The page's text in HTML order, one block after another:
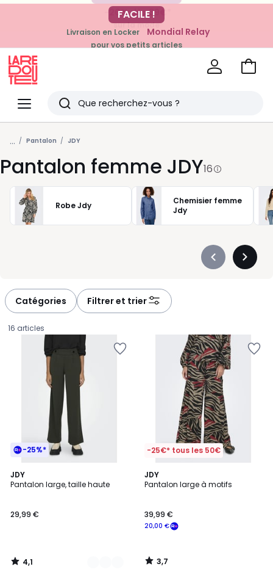
-20% dès 39€*
sur la mode
FACILE !
Livraison en Locker Mondial Relay
pour vos petits articles
Menu
Redoute
Rechercher
Derniers
articles
vus
Voir
... Pantalon JDY
Pantalon femme JDY16
Robe Jdy
Chemisier femme
Jdy
Précédent
Catégories Filtrer et trier
16 articles
-25%*
JDY
Pantalon large, taille haute
€.
29,99 €
4,1
/ 5
6
Couleurs
4,1
/
-25€* tous les 50€
JDY
Pantalon large à motifs
20,00 €
39,99 €
3,7
/ 5
3,7
/